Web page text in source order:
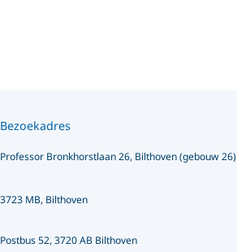
Bezoekadres
Professor Bronkhorstlaan 26, Bilthoven (gebouw 26)
3723 MB, Bilthoven
Postbus 52, 3720 AB Bilthoven